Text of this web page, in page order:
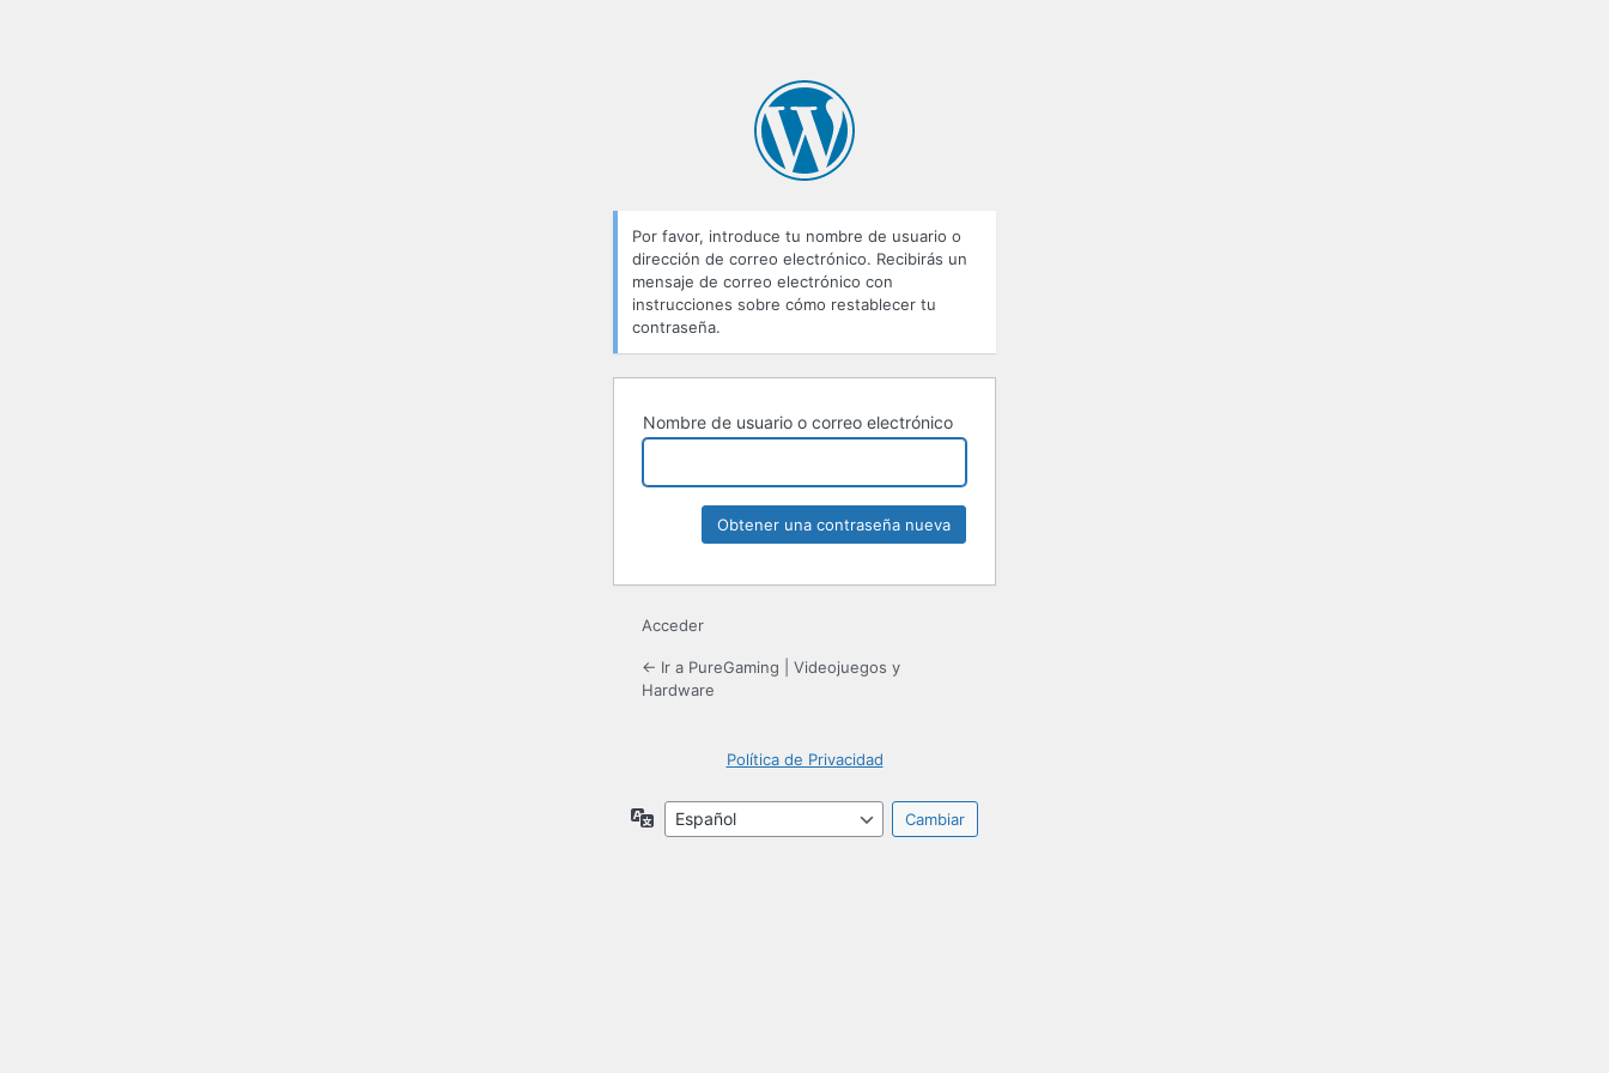
Por favor, introduce tu nombre de usuario o
dirección de correo electrónico. Recibirás un
mensaje de correo electrónico con
instrucciones sobre cómo restablecer tu
contraseña.
Nombre de usuario o correo electrónico
Acceder
← Ir a PureGaming | Videojuegos y
Hardware
Política de Privacidad
Idioma